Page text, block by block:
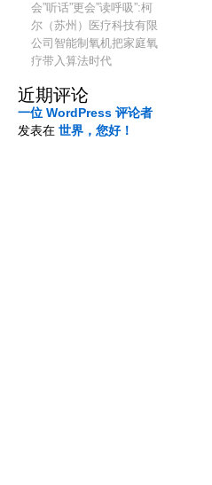
会”听话”更会”读呼吸”:柯
尔（苏州）医疗科技有限
公司智能制氧机把家庭氧
疗带入算法时代
近期评论
一位 WordPress 评论者
发表在 世界，您好！